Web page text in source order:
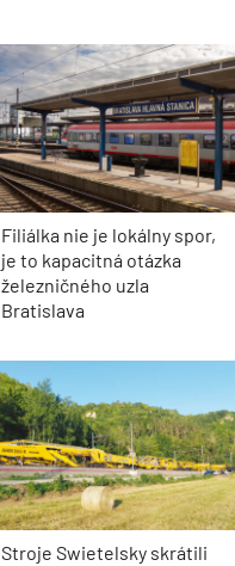
Filiálka nie je lokálny spor,
je to kapacitná otázka
železničného uzla
Bratislava
Stroje Swietelsky skrátili